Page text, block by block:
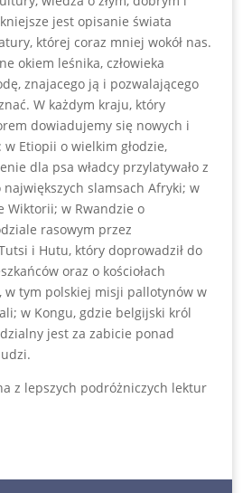
jest opisanie świata
której coraz mniej wokół nas.
okiem leśnika, człowieka
znajacego ją i pozwalającego
W każdym kraju, który
dowiadujemy się nowych i
Etiopii o wielkim głodzie,
dla psa władcy przylatywało z
slamsach Afryki; w
Wiktorii; w Rwandzie o
rasowym przez
i Hutu, który doprowadził do
oraz o kościołach
w tym polskiej misji pallotynów w
w Kongu, gdzie belgijski król
jest za zabicie ponad
z lepszych podróżniczych lektur